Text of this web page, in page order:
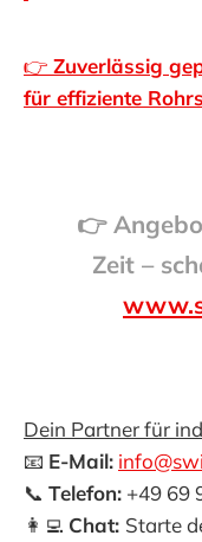
👉 Zuverlässig
für effiziente
👉
Zeit –
Dein Partner für
📧 E-Mail:
📞 Telefon: +49 69
👩‍💻 Chat: Starte